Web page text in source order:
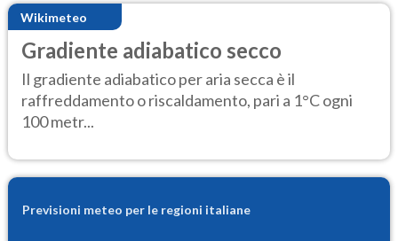
Wikimeteo
Gradiente adiabatico secco
Il gradiente adiabatico per aria secca è il
raffreddamento o riscaldamento, pari a 1°C ogni
100 metr...
Previsioni meteo per le regioni italiane